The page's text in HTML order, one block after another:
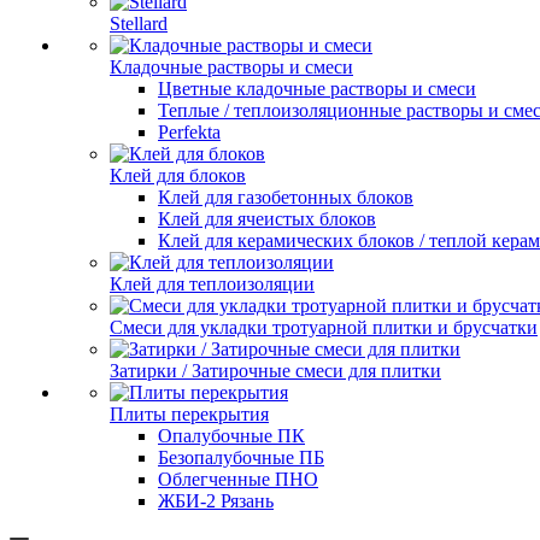
Stellard
Кладочные растворы и смеси
Цветные кладочные растворы и смеси
Теплые / теплоизоляционные растворы и
Perfekta
Клей для блоков
Клей для газобетонных блоков
Клей для ячеистых блоков
Клей для керамических блоков / теплой
Клей для теплоизоляции
Смеси для укладки тротуарной плитки и брусчатки
Затирки / Затирочные смеси для плитки
Плиты перекрытия
Опалубочные ПК
Безопалубочные ПБ
Облегченные ПНО
ЖБИ-2 Рязань